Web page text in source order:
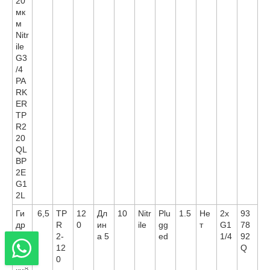
мк
м
Nitr
ile
G3
/4
PA
RK
ER
TP
R2
20
QL
BP
2E
G1
2L
Ги
др
ав
ли
чес
6,5
TP
R
2-
12
0
12
0
Дл
ин
а 5
10
Nitr
ile
Plu
gg
ed
1.5
Не
т
2x
G1
1/4
93
78
92
Q